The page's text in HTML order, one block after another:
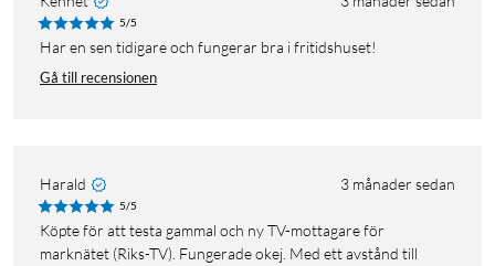
5/5
Har en sen tidigare och fungerar bra i fritidshuset!
Gå till recensionen
Harald 3 månader sedan
5/5
Köpte för att testa gammal och ny TV-mottagare för
marknätet (Riks-TV). Fungerade okej. Med ett avstånd till